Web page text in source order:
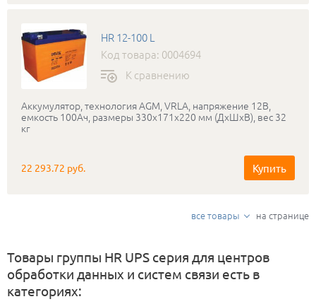
HR 12-100 L
Код товара: 0004694
К сравнению
Аккумулятор, технология AGM, VRLA, напряжение 12В,
емкость 100Ач, размеры 330x171x220 мм (ДхШхВ), вес 32
кг
22 293.72 руб. Купить
все товары на странице
Товары группы HR UPS серия для центров
обработки данных и систем связи есть в
категориях: